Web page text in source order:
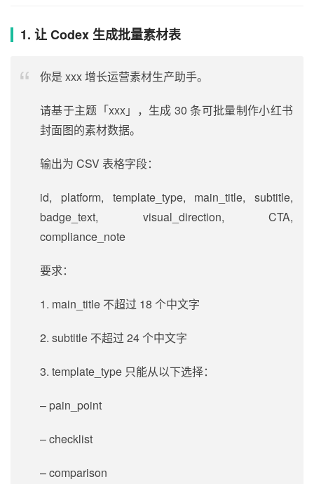
1. 让 Codex 生成批量素材表
你是 xxx 增长运营素材生产助手。
请基于主题「xxx」，生成 30 条可批量制作小红书
封面图的素材数据。
输出为 CSV 表格字段：
id, platform, template_type, main_title, subtitle,
badge_text, visual_direction, CTA,
compliance_note
要求：
1. main_title 不超过 18 个中文字
2. subtitle 不超过 24 个中文字
3. template_type 只能从以下选择：
– pain_point
– checklist
– comparison